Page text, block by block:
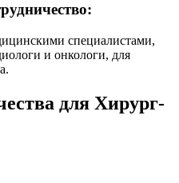
специалистами,
и онкологи, для
для Хирург-